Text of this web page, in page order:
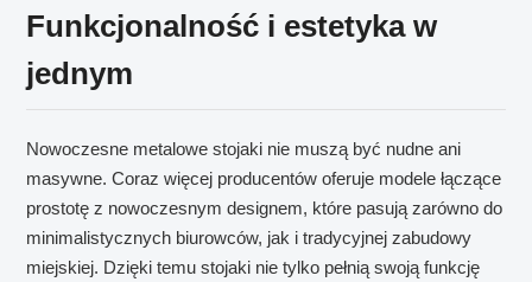
Funkcjonalność i estetyka w
jednym
Nowoczesne metalowe stojaki nie muszą być nudne ani
masywne. Coraz więcej producentów oferuje modele łączące
prostotę z nowoczesnym designem, które pasują zarówno do
minimalistycznych biurowców, jak i tradycyjnej zabudowy
miejskiej. Dzięki temu stojaki nie tylko pełnią swoją funkcję